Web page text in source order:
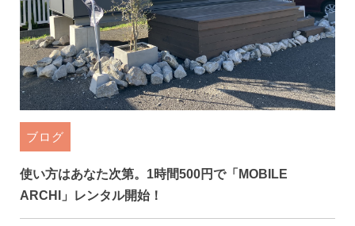
ブログ
使い方はあなた次第。1時間500円で「MOBILE
ARCHI」レンタル開始！